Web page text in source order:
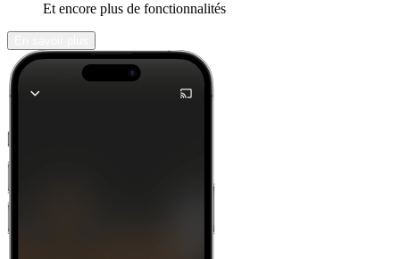
Et encore plus de fonctionnalités